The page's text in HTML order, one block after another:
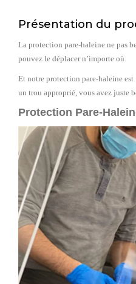
Présentation du
La protection pare-haleine ne pas
pouvez le déplacer n’importe où.
Et notre protection pare-haleine
un trou approprié, vous avez juste
Protection Pare-